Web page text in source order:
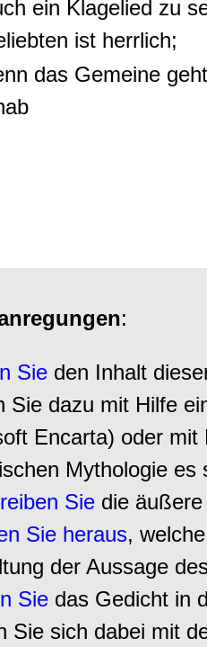
ein Klagelied zu
ist herrlich;
das Gemeine
:
Sie den Inhalt
Sie dazu mit Hilfe
Encarta) oder mit
Mythologie
Sie die
Sie heraus,
der Aussage
Sie das Gedicht in
Sie sich dabei mit